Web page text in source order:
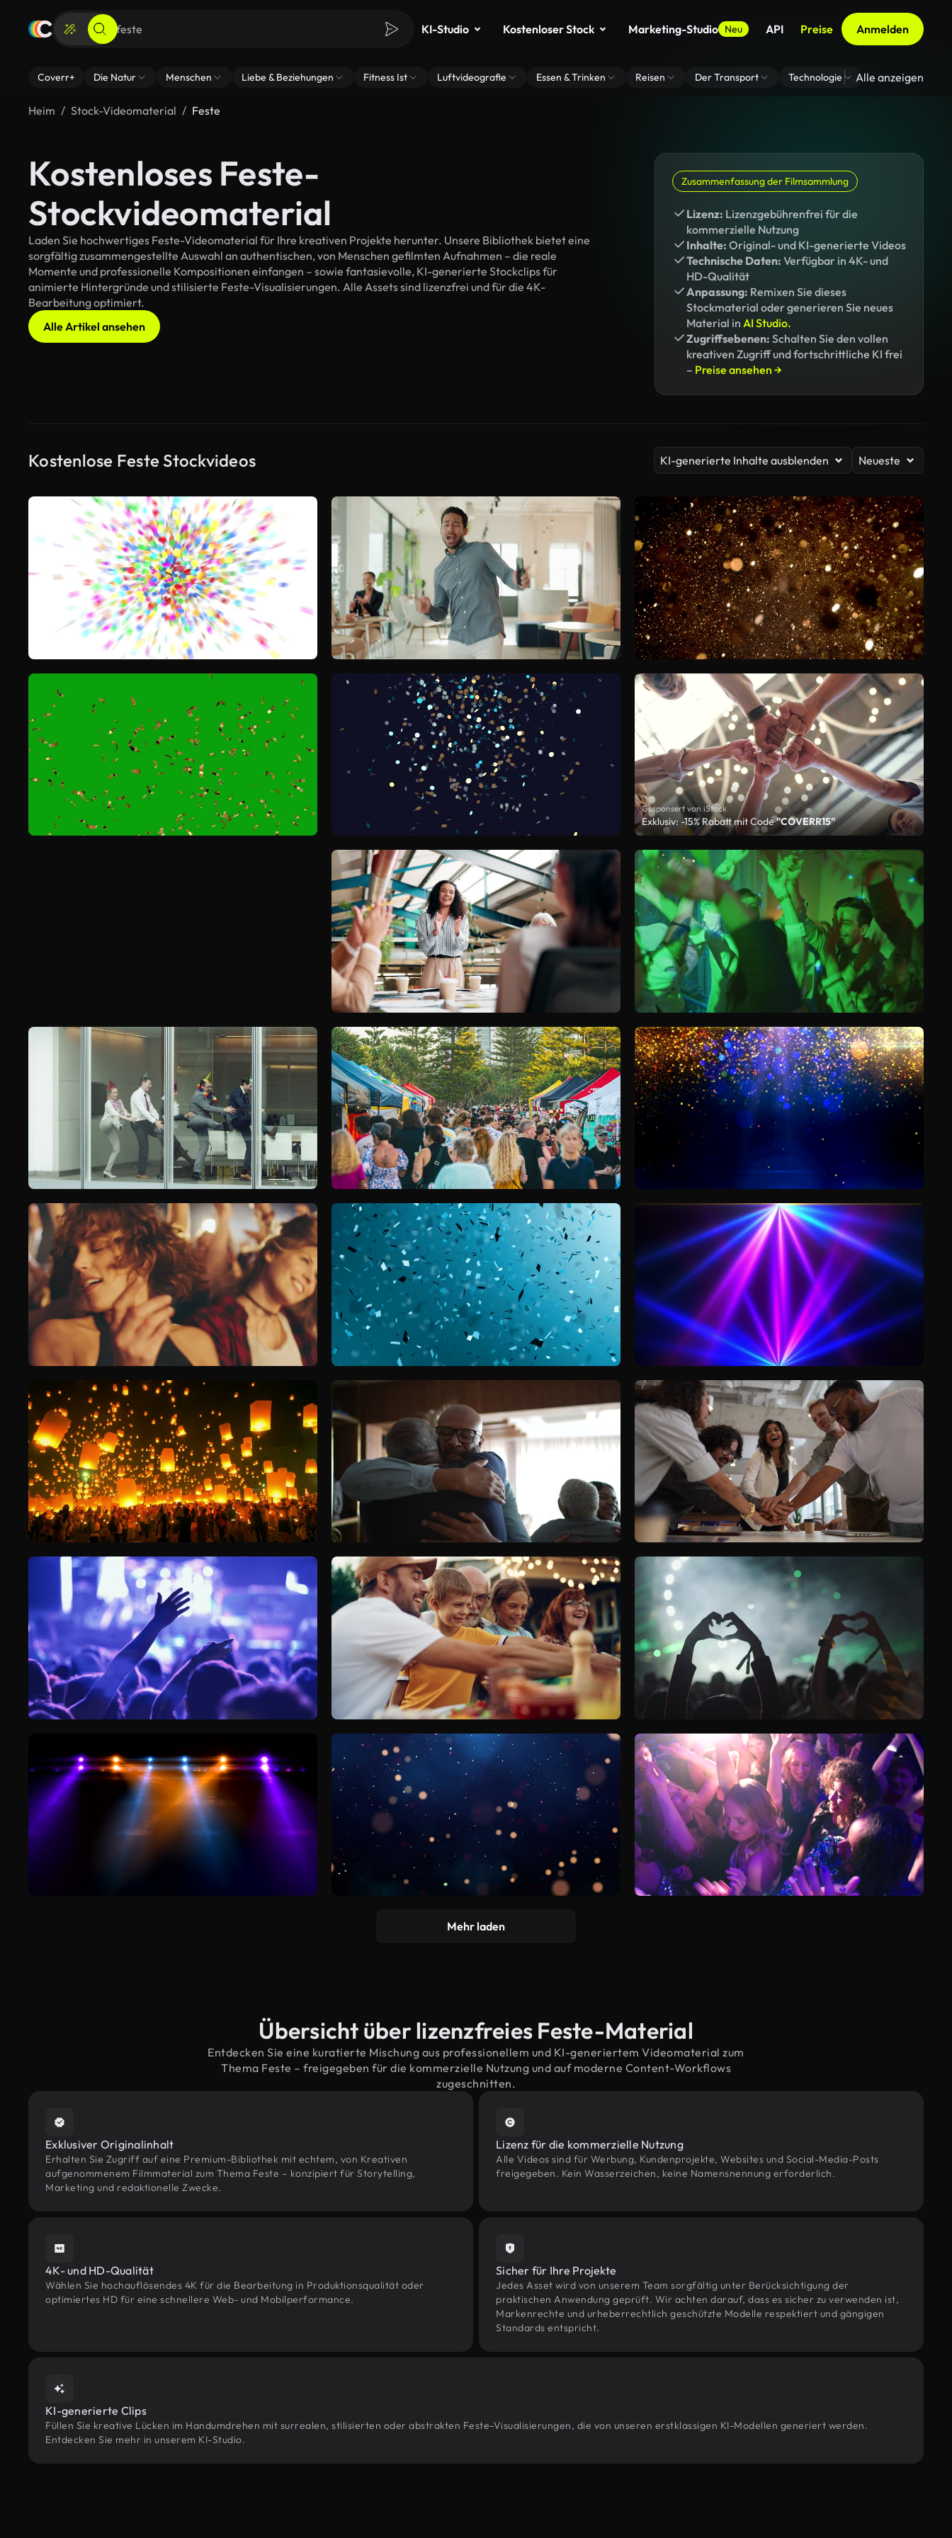
KI-Studio Kostenloser Stock Marketing-Studio Neu API Preise Anmelden
Coverr+ Die Natur Menschen Liebe & Beziehungen Fitness Ist Luftvideografie Essen & Trinken Reisen Der Transport Technologie Zoom Virtuelle
Alle anzeigen
Heim Stock-Videomaterial Feste
Kostenloses Feste-
Stockvideomaterial
Laden Sie hochwertiges Feste-Videomaterial für Ihre kreativen Projekte herunter. Unsere Bibliothek bietet eine
sorgfältig zusammengestellte Auswahl an authentischen, von Menschen gefilmten Aufnahmen – die reale
Momente und professionelle Kompositionen einfangen – sowie fantasievolle, KI-generierte Stockclips für
animierte Hintergründe und stilisierte Feste-Visualisierungen. Alle Assets sind lizenzfrei und für die 4K-
Bearbeitung optimiert.
Alle Artikel ansehen
Zusammenfassung der Filmsammlung
Lizenz: Lizenzgebührenfrei für die
kommerzielle Nutzung
Inhalte: Original- und KI-generierte Videos
Technische Daten: Verfügbar in 4K- und
HD-Qualität
Anpassung: Remixen Sie dieses
Stockmaterial oder generieren Sie neues
Material in AI Studio.
Zugriffsebenen: Schalten Sie den vollen
kreativen Zugriff und fortschrittliche KI frei
– Preise ansehen →
Kostenlose Feste Stockvideos KI-generierte Inhalte ausblenden Neueste
Gesponsert von iStock
Exklusiv: -15% Rabatt mit Code"COVERR15"
Mehr laden
Übersicht über lizenzfreies Feste-Material
Entdecken Sie eine kuratierte Mischung aus professionellem und KI-generiertem Videomaterial zum
Thema Feste – freigegeben für die kommerzielle Nutzung und auf moderne Content-Workflows
zugeschnitten.
Exklusiver Originalinhalt
Erhalten Sie Zugriff auf eine Premium-Bibliothek mit echtem, von Kreativen
aufgenommenem Filmmaterial zum Thema Feste – konzipiert für Storytelling,
Marketing und redaktionelle Zwecke.
Lizenz für die kommerzielle Nutzung
Alle Videos sind für Werbung, Kundenprojekte, Websites und Social-Media-Posts
freigegeben. Kein Wasserzeichen, keine Namensnennung erforderlich.
4K- und HD-Qualität
Wählen Sie hochauflösendes 4K für die Bearbeitung in Produktionsqualität oder
optimiertes HD für eine schnellere Web- und Mobilperformance.
Sicher für Ihre Projekte
Jedes Asset wird von unserem Team sorgfältig unter Berücksichtigung der
praktischen Anwendung geprüft. Wir achten darauf, dass es sicher zu verwenden ist,
Markenrechte und urheberrechtlich geschützte Modelle respektiert und gängigen
Standards entspricht.
KI-generierte Clips
Füllen Sie kreative Lücken im Handumdrehen mit surrealen, stilisierten oder abstrakten Feste-Visualisierungen, die von unseren erstklassigen KI-Modellen generiert werden.
Entdecken Sie mehr in unserem KI-Studio.